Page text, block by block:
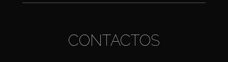
CONTACTOS